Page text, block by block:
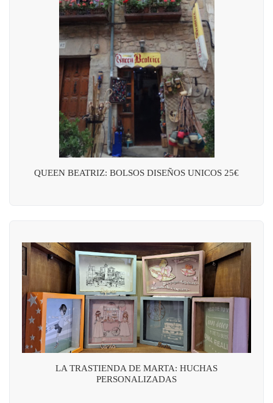
QUEEN BEATRIZ: BOLSOS DISEÑOS UNICOS 25€
LA TRASTIENDA DE MARTA: HUCHAS
PERSONALIZADAS